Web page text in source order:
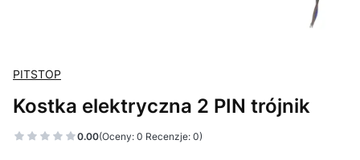
PITSTOP
Kostka elektryczna 2 PIN trójnik
0.00(Oceny: 0 Recenzje: 0)